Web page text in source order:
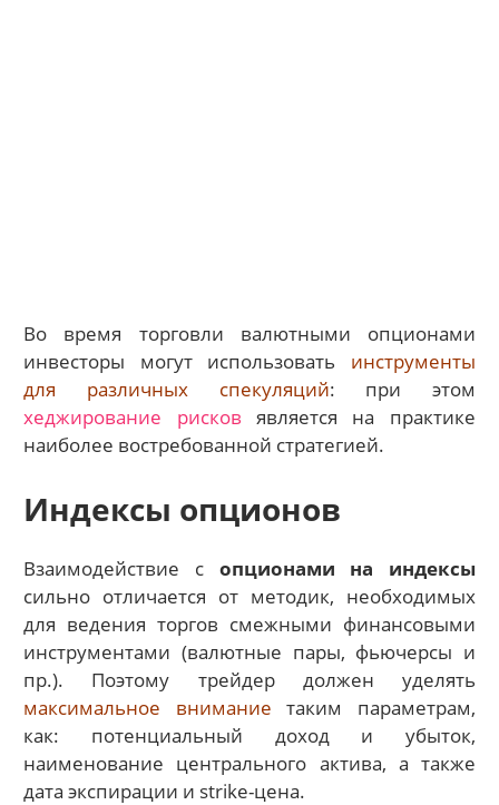
Во время торговли валютными опционами
инвесторы могут использовать инструменты
для различных спекуляций: при этом
хеджирование рисков является на практике
наиболее востребованной стратегией.
Индексы опционов
Взаимодействие с опционами на индексы
сильно отличается от методик, необходимых
для ведения торгов смежными финансовыми
инструментами (валютные пары, фьючерсы и
пр.). Поэтому трейдер должен уделять
максимальное внимание таким параметрам,
как: потенциальный доход и убыток,
наименование центрального актива, а также
дата экспирации и strike-цена.